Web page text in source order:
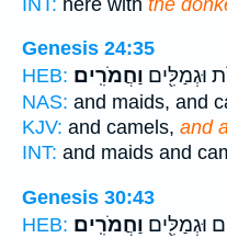
Genesis 24:35
HEB:
וּגְמַלִּ֖ים וַחֲמֹרִֽים׃
NAS: and maids, and
KJV: and camels, and
INT: and maids and
Genesis 30:43
HEB:
וּגְמַלִּ֖ים וַחֲמֹרִֽים׃